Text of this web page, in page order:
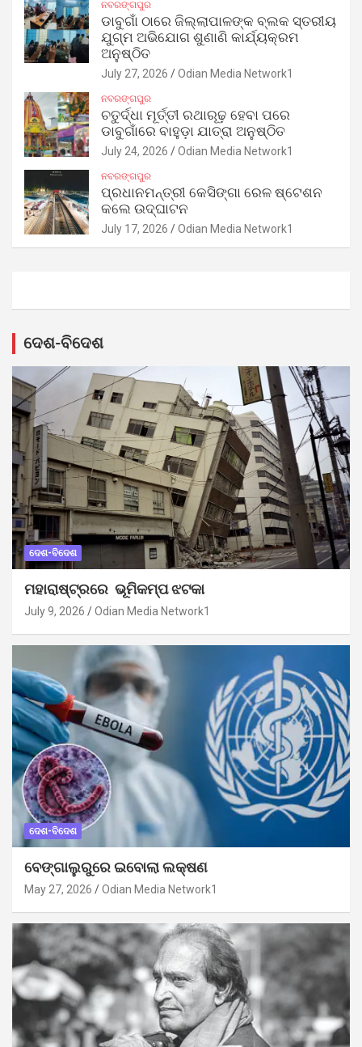
ନବରଙ୍ଗପୁର
ଡାବୁଗାଁ ଠାରେ ଜିଲ୍ଲାପାଳଙ୍କ ବ୍ଲକ ସ୍ତରୀୟ
ଯୁଗ୍ମ ଅଭିଯୋଗ ଶୁଣାଣି କାର୍ଯ୍ୟକ୍ରମ
ଅନୁଷ୍ଠିତ
July 27, 2026 Odian Media Network1
ନବରଙ୍ଗପୁର
ଚତୁର୍ଦ୍ଧା ମୂର୍ତ୍ତୀ ରଥାରୂଢ଼ ହେବା ପରେ
ଡାବୁଗାଁରେ ବାହୁଡ଼ା ଯାତ୍ରା ଅନୁଷ୍ଠିତ
July 24, 2026 Odian Media Network1
ନବରଙ୍ଗପୁର
ପ୍ରଧାନମନ୍ତ୍ରୀ କେସିଙ୍ଗା ରେଳ ଷ୍ଟେଶନ
କଲେ ଉଦ୍‌ଘାଟନ
July 17, 2026 Odian Media Network1
ଦେଶ-ବିଦେଶ
ଦେଶ-ବିଦେଶ
ମହାରାଷ୍ଟ୍ରରେ ଭୂମିକମ୍ପ ଝଟକା
July 9, 2026 Odian Media Network1
ଦେଶ-ବିଦେଶ
ବେଙ୍ଗାଲୁରୁରେ ଇବୋଲା ଲକ୍ଷଣ
May 27, 2026 Odian Media Network1